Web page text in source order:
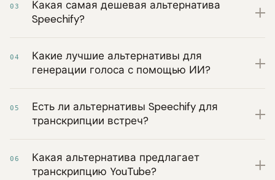
03
Какая самая дешевая альтернатива
Speechify?
04
Какие лучшие альтернативы для
генерации голоса с помощью ИИ?
05
Есть ли альтернативы Speechify для
транскрипции встреч?
06
Какая альтернатива предлагает
транскрипцию YouTube?